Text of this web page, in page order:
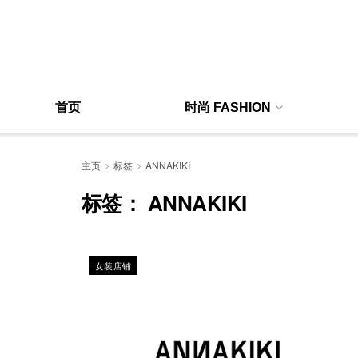
首页 时尚 FASHION
主页 标签 ANNAKIKI
标签： ANNAKIKI
女装店铺